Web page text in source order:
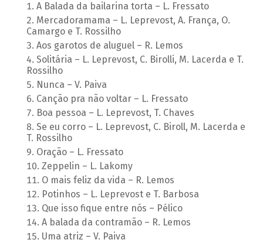
A Balada da bailarina torta – L. Fressato
Mercadoramama – L. Leprevost, A. França, O.
Camargo e T. Rossilho
Aos garotos de aluguel – R. Lemos
Solitária – L. Leprevost, C. Birolli, M. Lacerda e T.
Rossilho
Nunca – V. Paiva
Canção pra não voltar – L. Fressato
Boa pessoa – L. Leprevost, T. Chaves
Se eu corro – L. Leprevost, C. Biroll, M. Lacerda e
T. Rossilho
Oração – L. Fressato
Zeppelin – L. Lakomy
O mais feliz da vida – R. Lemos
Potinhos – L. Leprevost e T. Barbosa
Que isso fique entre nós – Pélico
A balada da contramão – R. Lemos
Uma atriz – V. Paiva